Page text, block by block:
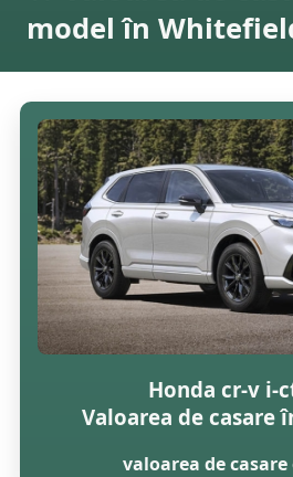
model în
Honda cr-v i-
Valoarea de casare
valoarea de casare